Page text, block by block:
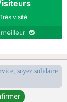
Très visité
soyez solidaire